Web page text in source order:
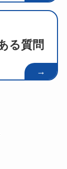
る質問
→